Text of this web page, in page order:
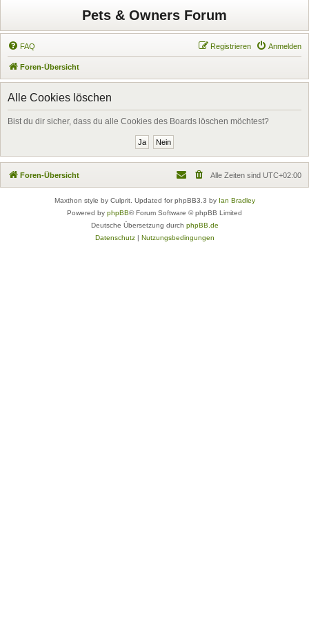
Pets & Owners Forum
FAQ Anmelden
Registrieren
Foren-Übersicht
Alle Cookies löschen
Bist du dir sicher, dass du alle Cookies des Boards löschen möchtest?
Foren-Übersicht Alle Zeiten sind UTC+02:00
Maxthon style by Culprit. Updated for phpBB3.3 by Ian Bradley
Powered by phpBB® Forum Software © phpBB Limited
Deutsche Übersetzung durch phpBB.de
Datenschutz| Nutzungsbedingungen